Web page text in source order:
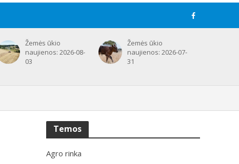
Žemės ūkio
naujienos: 2026-08-
03
Žemės ūkio
naujienos: 2026-07-
31
Temos
Agro rinka